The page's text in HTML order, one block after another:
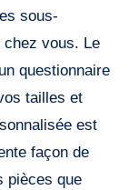
sous-
vous. Le
questionnaire
tailles et
est
façon de
pièces que